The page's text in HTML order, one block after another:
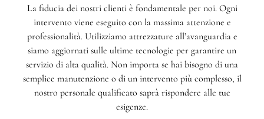
La fiducia dei nostri clienti è fondamentale per noi. Ogni
intervento viene eseguito con la massima attenzione e
professionalità. Utilizziamo attrezzature all’avanguardia e
siamo aggiornati sulle ultime tecnologie per garantire un
servizio di alta qualità. Non importa se hai bisogno di una
semplice manutenzione o di un intervento più complesso, il
nostro personale qualificato saprà rispondere alle tue
esigenze.